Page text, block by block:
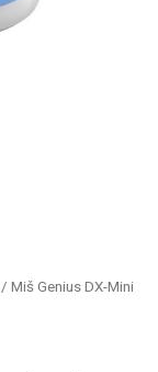
/ Miš Genius DX-Mini